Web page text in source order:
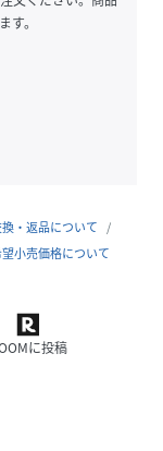
るようにＮＡＮ
別注Tシャ
大幅なエネルギ
。
・返品について
小売価格について
に投稿